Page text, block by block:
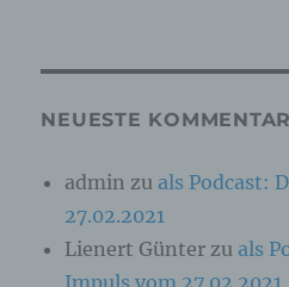
NEUESTE
admin zu als Podcast:
27.02.2021
Lienert Günter zu als
identifizierbare natürliche
werden.
c) Verarbeitung